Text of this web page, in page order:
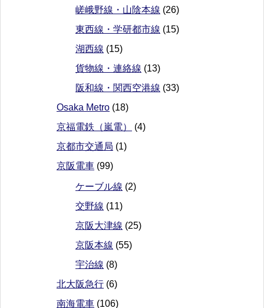
嵯峨野線・山陰本線 (26)
東西線・学研都市線 (15)
湖西線 (15)
貨物線・連絡線 (13)
阪和線・関西空港線 (33)
Osaka Metro (18)
京福電鉄（嵐電）
(4)
京都市交通局 (1)
京阪電車 (99)
ケーブル線 (2)
交野線 (11)
京阪大津線 (25)
京阪本線 (55)
宇治線 (8)
北大阪急行 (6)
南海電車 (106)